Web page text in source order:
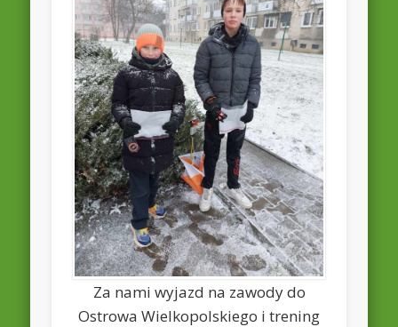
Za nami wyjazd na zawody do
Ostrowa Wielkopolskiego i trening